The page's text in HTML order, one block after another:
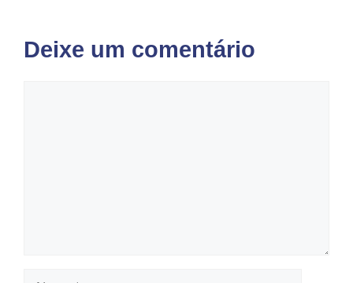
Deixe um comentário